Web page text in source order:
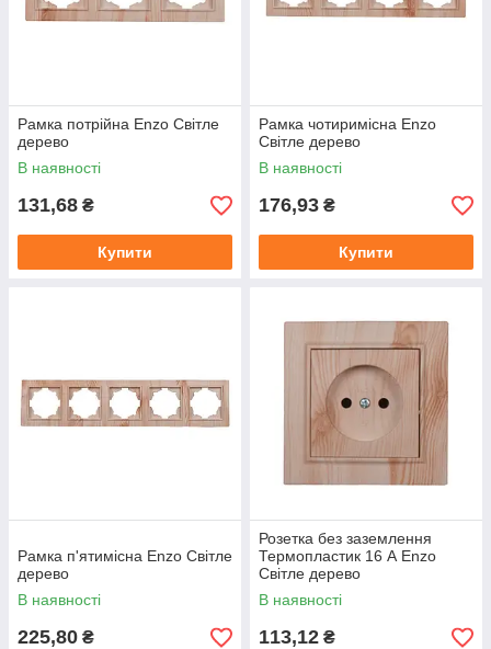
Рамка потрійна Enzo Світле
дерево
В наявності
131,68 ₴
Купити
Рамка чотиримісна Enzo
Світле дерево
В наявності
176,93 ₴
Купити
Рамка п'ятимісна Enzo Світле
дерево
В наявності
225,80 ₴
Розетка без заземлення
Термопластик 16 А Enzo
Світле дерево
В наявності
113,12 ₴